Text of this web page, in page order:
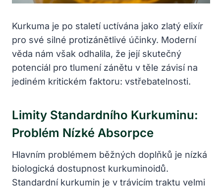
Kurkuma je po staletí uctívána jako zlatý elixír
pro své silné protizánětlivé účinky. Moderní
věda nám však odhalila, že její skutečný
potenciál pro tlumení zánětu v těle závisí na
jediném kritickém faktoru: vstřebatelnosti.
Limity Standardního Kurkuminu:
Problém Nízké Absorpce
Hlavním problémem běžných doplňků je nízká
biologická dostupnost kurkuminoidů.
Standardní kurkumin je v trávicím traktu velmi